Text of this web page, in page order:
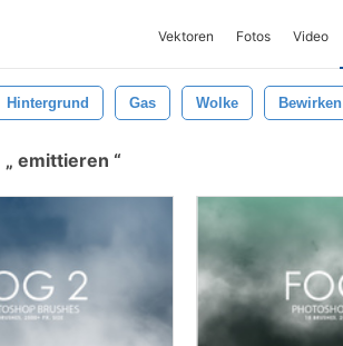
Vektoren Fotos Video
Hintergrund Gas Wolke Bewirken
emittieren